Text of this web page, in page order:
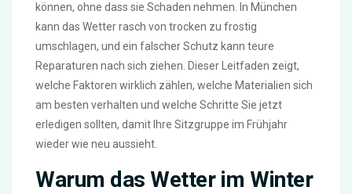
können, ohne dass sie Schaden nehmen. In München
kann das Wetter rasch von trocken zu frostig
umschlagen, und ein falscher Schutz kann teure
Reparaturen nach sich ziehen. Dieser Leitfaden zeigt,
welche Faktoren wirklich zählen, welche Materialien sich
am besten verhalten und welche Schritte Sie jetzt
erledigen sollten, damit Ihre Sitzgruppe im Frühjahr
wieder wie neu aussieht.
Warum das Wetter im Winter